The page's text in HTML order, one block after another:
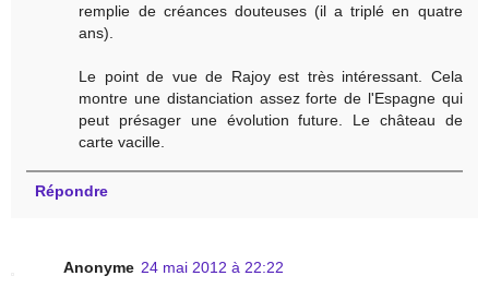
remplie de créances douteuses (il a triplé en quatre
ans).
Le point de vue de Rajoy est très intéressant. Cela
montre une distanciation assez forte de l'Espagne qui
peut présager une évolution future. Le château de
carte vacille.
Répondre
Anonyme 24 mai 2012 à 22:22